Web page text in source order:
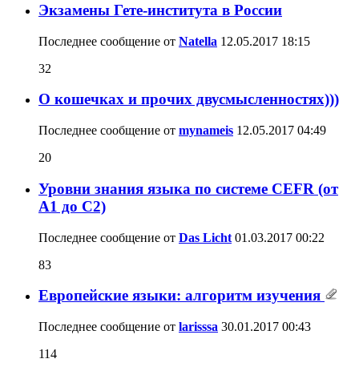
Экзамены Гете-института в России
Последнее сообщение от Natella 12.05.2017 18:15
32
О кошечках и прочих двусмысленностях)))
Последнее сообщение от mynameis 12.05.2017 04:49
20
Уровни знания языка по системе CEFR (от
A1 до C2)
Последнее сообщение от Das Licht 01.03.2017 00:22
83
Европейские языки: алгоритм изучения
Последнее сообщение от larisssa 30.01.2017 00:43
114